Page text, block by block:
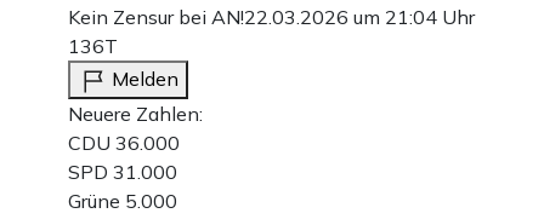
Kein Zensur bei AN!22.03.2026 um 21:04 Uhr
136T
Melden
Neuere Zahlen:
CDU 36.000
SPD 31.000
Grüne 5.000